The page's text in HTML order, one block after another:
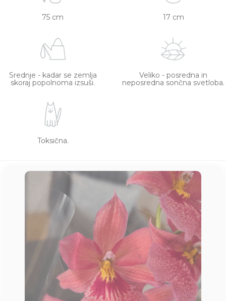
75 cm 17 cm
Srednje - kadar se zemlja
skoraj popolnoma izsuši.
Veliko - posredna in
neposredna sončna svetloba.
Toksična.